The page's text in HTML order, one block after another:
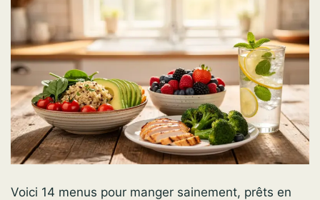
Voici 14 menus pour manger sainement, prêts en